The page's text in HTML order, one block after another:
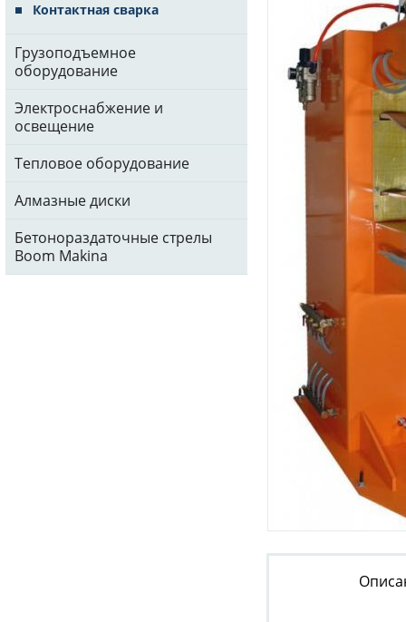
Контактная сварка
Грузоподъемное
оборудование
Электроснабжение и
освещение
Тепловое оборудование
Алмазные диски
Бетонораздаточные стрелы
Boom Makina